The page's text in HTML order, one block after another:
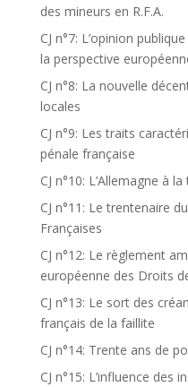
des mineurs en R.F.A.
CJ n°7: L’opinion
la perspective
CJ n°8: La nouvelle
locales
CJ n°9: Les traits
pénale française
CJ n°10: L’Allemagne à
CJ n°11: Le trentenaire
Françaises
CJ n°12: Le règlement
européenne des Droits
CJ n°13: Le sort des
français de la faillite
CJ n°14: Trente ans de
CJ n°15: L’influence des